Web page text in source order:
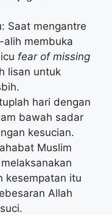
Saat mengantre
membuka
fear of missing
lisan untuk
hari dengan
bawah sadar
kesucian.
Muslim
kesempatan itu
Allah